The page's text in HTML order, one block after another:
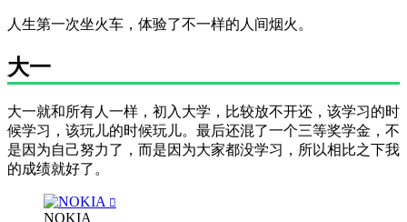
人生第一次坐火车，体验了不一样的人间烟火。
大一
大一就和所有人一样，初入大学，比较放不开还，该学习的时
候学习，该玩儿的时候玩儿。最后还混了一个三等奖学金，不
是因为自己努力了，而是因为大家都没学习，所以相比之下我
的成绩就好了。
NOKIA